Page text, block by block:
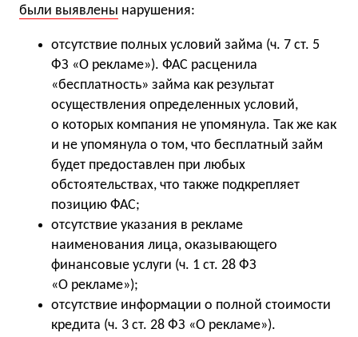
были выявлены нарушения:
отсутствие полных условий займа (ч. 7 ст. 5
ФЗ «О рекламе»). ФАС расценила
«бесплатность» займа как результат
осуществления определенных условий,
о которых компания не упомянула. Так же как
и не упомянула о том, что бесплатный займ
будет предоставлен при любых
обстоятельствах, что также подкрепляет
позицию ФАС;
отсутствие указания в рекламе
наименования лица, оказывающего
финансовые услуги (ч. 1 ст. 28 ФЗ
«О рекламе»);
отсутствие информации о полной стоимости
кредита (ч. 3 ст. 28 ФЗ «О рекламе»).